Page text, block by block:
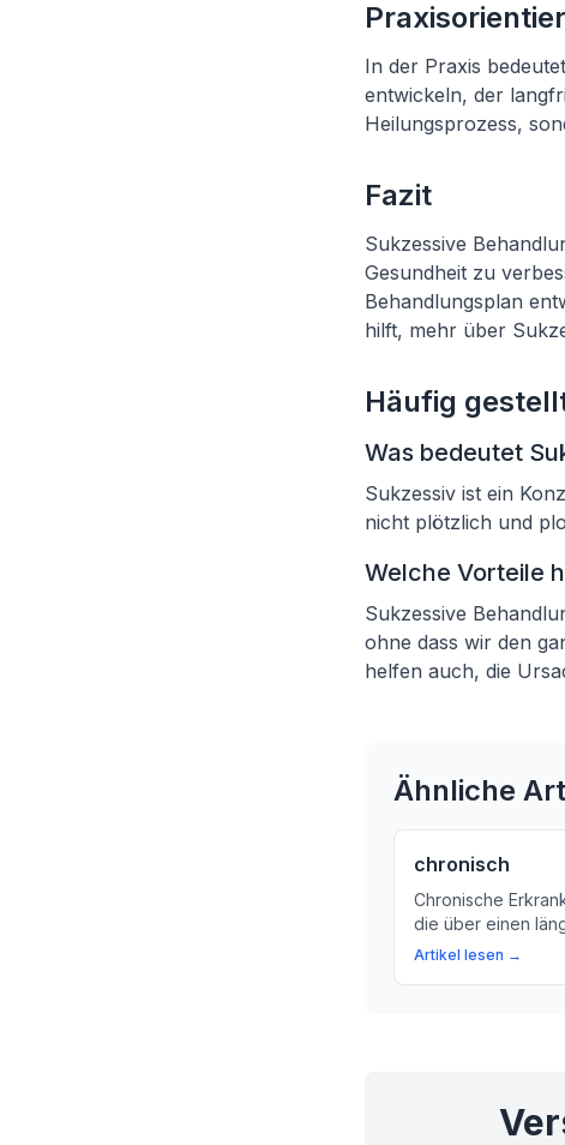
In der Praxis
entwickeln, der
Heilungsprozess,
Fazit
Sukzessive
Gesundheit zu
Behandlungsplan
hilft, mehr über
Häufig
Was bedeutet
Sukzessiv ist ein
nicht plötzlich und
Welche Vorteile
Sukzessive
ohne dass wir den
helfen auch, die
Ähnliche
chronisch
Chronische
die über einen
Was sind
Artikel lesen →